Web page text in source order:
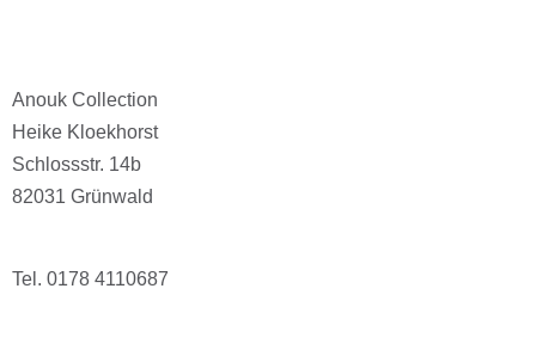
Anouk Collection
Heike Kloekhorst
Schlossstr. 14b
82031 Grünwald
Tel. 0178 4110687